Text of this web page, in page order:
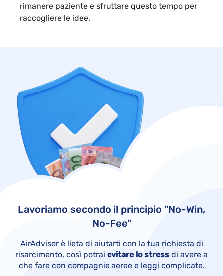
rimanere paziente e sfruttare questo tempo per
raccogliere le idee.
Lavoriamo secondo il principio "No-Win,
No-Fee"
AirAdvisor è lieta di aiutarti con la tua richiesta di
risarcimento, così potrai evitare lo stress di avere a
che fare con compagnie aeree e leggi complicate.